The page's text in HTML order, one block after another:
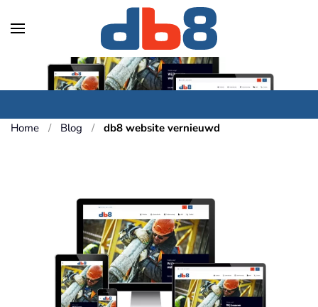
Skip to main content
Home Blog db8 website vernieuwd